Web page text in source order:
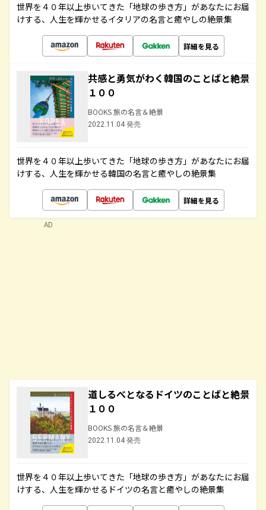
世界を４０年以上歩いてきた「地球の歩き方」があなたにお届
けする、人生を輝かせるイタリアの名言と癒やしの絶景集
詳細を見る
共感と勇気がわく韓国のことばと絶景
１００
BOOKS 旅の名言＆絶景
2022.11.04 発売
世界を４０年以上歩いてきた「地球の歩き方」があなたにお届
けする、人生を輝かせる韓国の名言と癒やしの絶景集
詳細を見る
道しるべとなるドイツのことばと絶景
１００
BOOKS 旅の名言＆絶景
2022.11.04 発売
世界を４０年以上歩いてきた「地球の歩き方」があなたにお届
けする、人生を輝かせるドイツの名言と癒やしの絶景集
AD